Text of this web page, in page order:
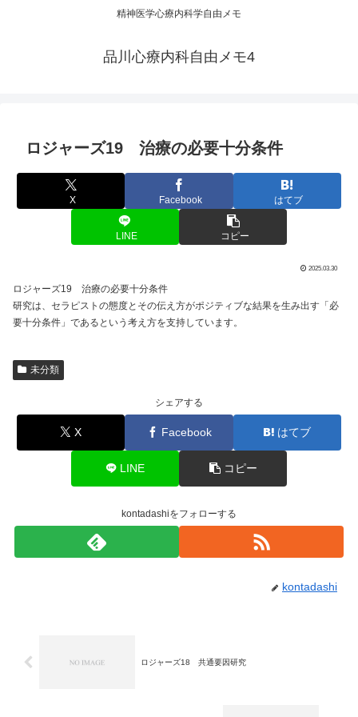
精神医学心療内科学自由メモ
品川心療内科自由メモ4
ロジャーズ19 治療の必要十分条件
X Facebook はてブ
LINE コピー
2025.03.30
ロジャーズ19 治療の必要十分条件
研究は、セラピストの態度とその伝え方がポジティブな結果を生み出す「必
要十分条件」であるという考え方を支持しています。
未分類
シェアする
X Facebook はてブ
LINE コピー
kontadashiをフォローする
kontadashi
ロジャーズ18 共通要因研究